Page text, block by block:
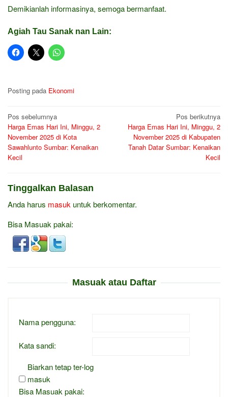
Demikianlah informasinya, semoga bermanfaat.
Agiah Tau Sanak nan Lain:
Posting pada Ekonomi
Navigasi
pos
Pos sebelumnya
Harga Emas Hari Ini, Minggu, 2
November 2025 di Kota
Sawahlunto Sumbar: Kenaikan
Kecil
Pos berikutnya
Harga Emas Hari Ini, Minggu, 2
November 2025 di Kabupaten
Tanah Datar Sumbar: Kenaikan
Kecil
Tinggalkan Balasan
Anda harus masuk untuk berkomentar.
Bisa Masuak pakai:
Masuak atau Daftar
Nama pengguna:
Kata sandi:
Biarkan tetap ter-log
masuk
Bisa Masuak pakai: